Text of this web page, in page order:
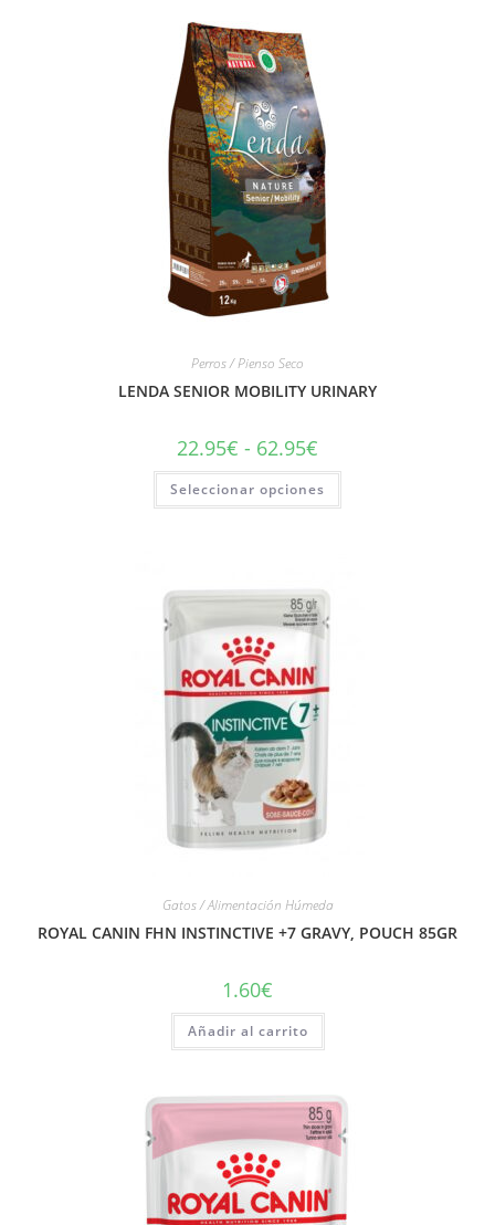
Perros / Pienso Seco
LENDA SENIOR MOBILITY URINARY
22.95€ - 62.95€
Seleccionar opciones
Gatos / Alimentación Húmeda
ROYAL CANIN FHN INSTINCTIVE +7 GRAVY, POUCH 85GR
1.60€
Añadir al carrito